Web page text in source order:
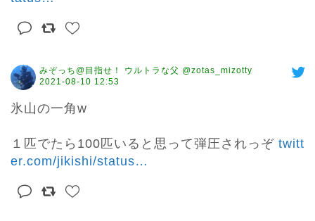
みぞっち@目指せ！ ウルトラな父 @zotas_mizotty
2021-08-10 12:53
氷山の一角w
１匹でたら100匹いると思って弾圧されっぞ twitt
er.com/jikishi/status…